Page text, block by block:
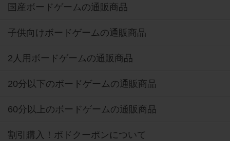
国産ボードゲームの通販商品
子供向けボードゲームの通販商品
2人用ボードゲームの通販商品
20分以下のボードゲームの通販商品
60分以上のボードゲームの通販商品
割引購入！ボドクーポンについて